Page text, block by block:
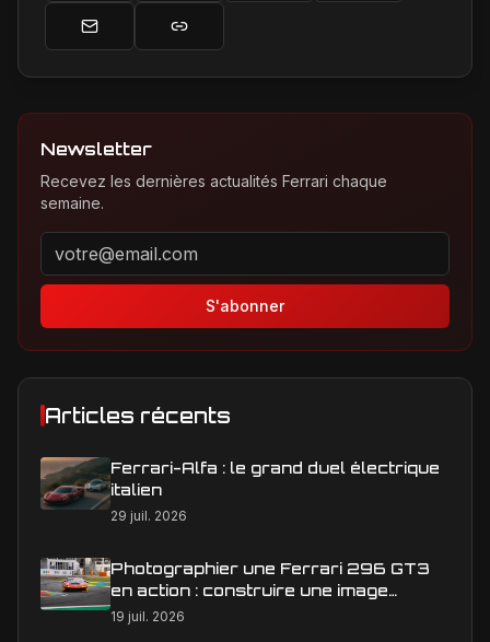
Newsletter
Recevez les dernières actualités Ferrari chaque
semaine.
Adresse email pour la newsletter
S'abonner
Articles récents
Ferrari-Alfa : le grand duel électrique
italien
29 juil. 2026
Photographier une Ferrari 296 GT3
en action : construire une image
éditoriale qui raconte la course
19 juil. 2026